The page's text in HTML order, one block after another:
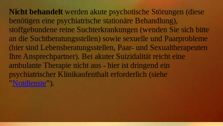
Nicht behandeltwerden akute psychotische Störungen (diese
benötigen eine psychiatrische stationäre Behandlung),
stoffgebundene reine Suchterkrankungen (wenden Sie sich bitte
an die Suchtberatungsstellen) sowie sexuelle und Paarprobleme
(hier sind Lebensberatungsstellen, Paar- und Sexualtherapeuten
Ihre Ansprechpartner). Bei akuter Suizidalität reicht eine
ambulante Therapie nicht aus - hier ist dringend ein
psychiatrischer Klinikaufenthalt erforderlich (siehe
"Notdienste").